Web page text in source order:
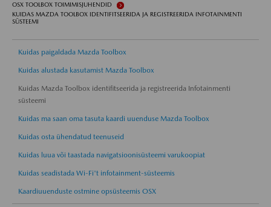
OSX TOOLBOX TOIMIMISJUHENDID
KUIDAS MAZDA TOOLBOX IDENTIFITSEERIDA JA REGISTREERIDA INFOTAINMENTI
SÜSTEEMI
Kuidas paigaldada Mazda Toolbox
Kuidas alustada kasutamist Mazda Toolbox
Kuidas Mazda Toolbox identifitseerida ja registreerida Infotainmenti
süsteemi
Kuidas ma saan oma tasuta kaardi uuenduse Mazda Toolbox
Kuidas osta ühendatud teenuseid
Kuidas luua või taastada navigatsioonisüsteemi varukoopiat
Kuidas seadistada Wi-Fi't infotainment-süsteemis
Kaardiuuenduste ostmine opsüsteemis OSX